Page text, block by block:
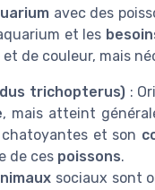
avec des
et les
de couleur, mais
trichopterus):
, mais atteint
chatoyantes et son
de ces poissons.
sociaux sont